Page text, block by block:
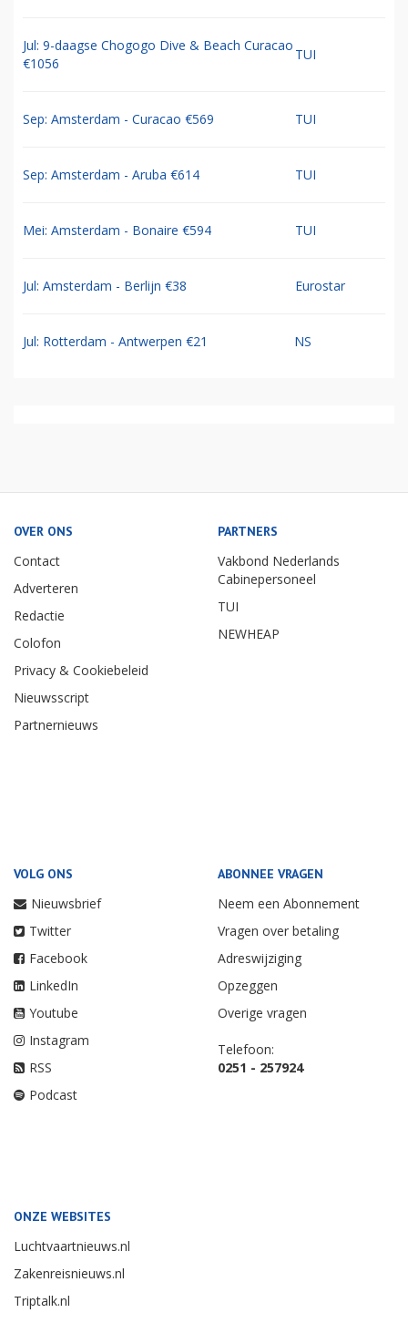
Jul: 9-daagse Chogogo Dive & Beach Curacao
€1056
TUI
Sep: Amsterdam - Curacao €569 TUI
Sep: Amsterdam - Aruba €614 TUI
Mei: Amsterdam - Bonaire €594 TUI
Jul: Amsterdam - Berlijn €38 Eurostar
Jul: Rotterdam - Antwerpen €21 NS
OVER ONS
Contact
Adverteren
Redactie
Colofon
Privacy & Cookiebeleid
Nieuwsscript
Partnernieuws
PARTNERS
Vakbond Nederlands
Cabinepersoneel
TUI
NEWHEAP
VOLG ONS
Nieuwsbrief
Twitter
Facebook
LinkedIn
Youtube
Instagram
RSS
Podcast
ABONNEE VRAGEN
Neem een Abonnement
Vragen over betaling
Adreswijziging
Opzeggen
Overige vragen
Telefoon:
0251 - 257924
ONZE WEBSITES
Luchtvaartnieuws.nl
Zakenreisnieuws.nl
Triptalk.nl